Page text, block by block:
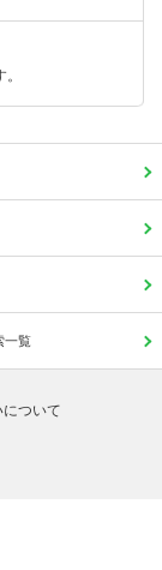
一覧
ついて